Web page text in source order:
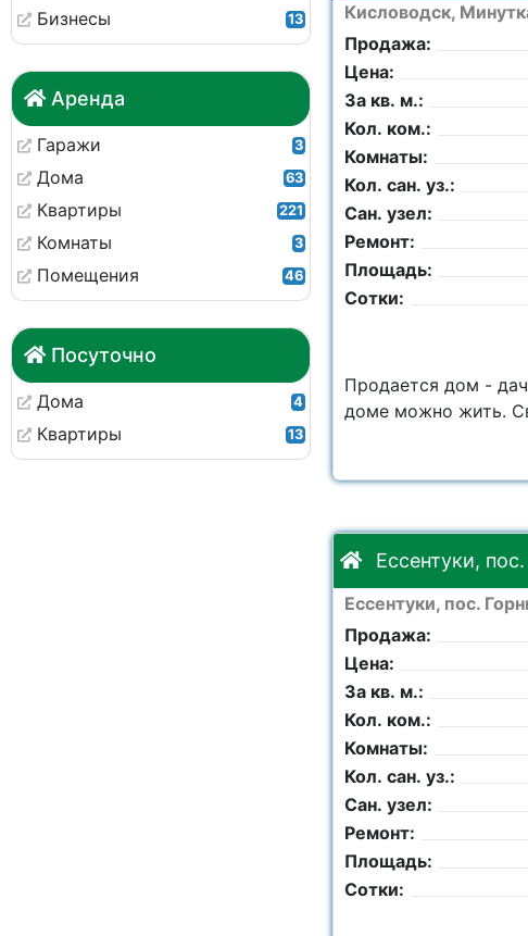
Бизнесы 13
Аренда
Гаражи 3
Дома 63
Квартиры 221
Комнаты 3
Помещения 46
Посуточно
Дома 4
Квартиры 13
Кисловодск,
Продажа:
Цена:
За кв. м.:
Кол. ком.:
Комнаты:
Кол. сан. уз.:
Сан. узел:
Ремонт:
Площадь:
Сотки:
Продается дом -
доме можно жить.
Ессентуки,
Ессентуки, пос.
Продажа:
Цена:
За кв. м.:
Кол. ком.:
Комнаты:
Кол. сан. уз.:
Сан. узел:
Ремонт:
Площадь:
Сотки: